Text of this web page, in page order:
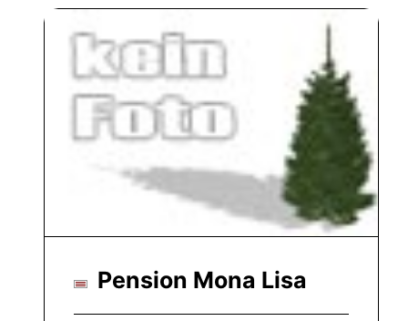
Pension Mona Lisa